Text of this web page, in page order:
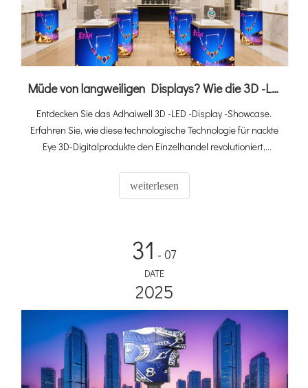
Müde von langweiligen Displays? Wie die 3D -LED -Display -Hülle Ihre Produkte hervorhebt
Entdecken Sie das Adhaiwell 3D -LED -Display -Showcase.
Erfahren Sie, wie diese technologische Technologie für nackte
Eye 3D-Digitalprodukte den Einzelhandel revolutioniert,
immersiven Produktdisplays mit virtuellen Methoden fördert.
weiterlesen
31 - 07
DATE
2025